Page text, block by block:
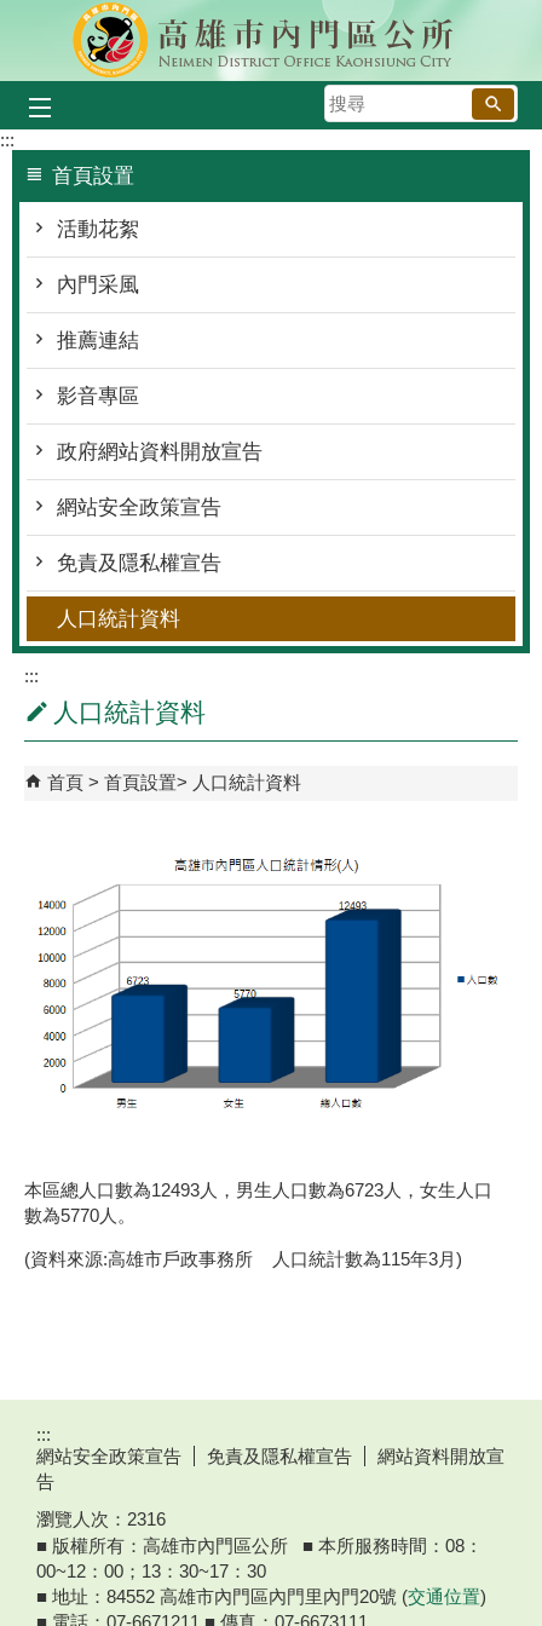
跳到主要內容區塊
搜
尋
:::
首頁設置
活動花絮
內門采風
推薦連結
影音專區
政府網站資料開放宣告
網站安全政策宣告
免責及隱私權宣告
人口統計資料
:::
人口統計資料
首頁 首頁設置 人口統計資料
本區總人口數為12493人，男生人口數為6723人，女生人口
數為5770人。
(資料來源:高雄市戶政事務所 人口統計數為115年3月)
:::
網站安全政策宣告
免責及隱私權宣告
網站資料開放宣
告
瀏覽人次： 2316
■ 版權所有：高雄市內門區公所 ■ 本所服務時間：08：
00~12：00；13：30~17：30
■ 地址：84552 高雄市內門區內門里內門20號 (交通位置)
■ 電話：07-6671211 ■ 傳真：07-6673111